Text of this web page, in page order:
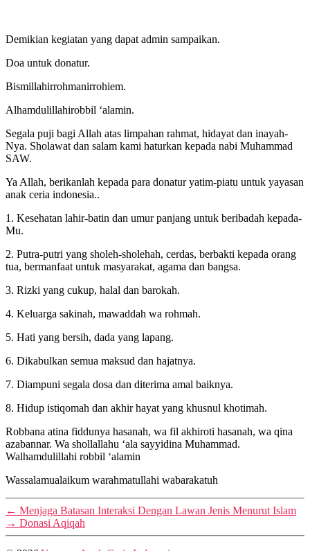
Demikian kegiatan yang dapat admin sampaikan.
Doa untuk donatur.
Bismillahirrohmanirrohiem.
Alhamdulillahirobbil ‘alamin.
Segala puji bagi Allah atas limpahan rahmat, hidayat dan inayah-
Nya. Sholawat dan salam kami haturkan kepada nabi Muhammad
SAW.
Ya Allah, berikanlah kepada para donatur yatim-piatu untuk yayasan
anak ceria indonesia..
1. Kesehatan lahir-batin dan umur panjang untuk beribadah kepada-
Mu.
2. Putra-putri yang sholeh-sholehah, cerdas, berbakti kepada orang
tua, bermanfaat untuk masyarakat, agama dan bangsa.
3. Rizki yang cukup, halal dan barokah.
4. Keluarga sakinah, mawaddah wa rohmah.
5. Hati yang bersih, dada yang lapang.
6. Dikabulkan semua maksud dan hajatnya.
7. Diampuni segala dosa dan diterima amal baiknya.
8. Hidup istiqomah dan akhir hayat yang khusnul khotimah.
Robbana atina fiddunya hasanah, wa fil akhiroti hasanah, wa qina
azabannar. Wa shollallahu ‘ala sayyidina Muhammad.
Walhamdulillahi robbil ‘alamin
Wassalamualaikum warahmatullahi wabarakatuh
← Menjaga Batasan Interaksi Dengan Lawan Jenis Menurut Islam
→ Donasi Aqiqah